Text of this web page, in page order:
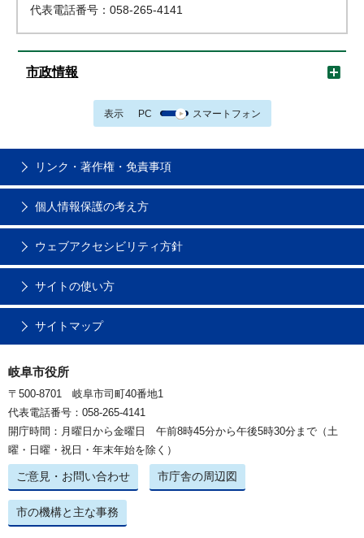
代表電話番号：058-265-4141
市政情報
表示 PC スマートフォン
リンク・著作権・免責事項
個人情報保護の考え方
ウェブアクセシビリティ方針
サイトの使い方
サイトマップ
岐阜市役所
〒500-8701 岐阜市司町40番地1
代表電話番号：058-265-4141
開庁時間：月曜日から金曜日 午前8時45分から午後5時30分まで（土
曜・日曜・祝日・年末年始を除く）
ご意見・お問い合わせ 市庁舎の周辺図
市の機構と主な事務